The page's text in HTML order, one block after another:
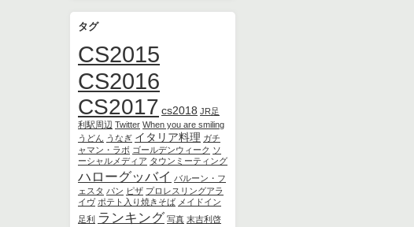
タグ
CS2015
CS2016
CS2017 cs2018 JR足
利駅周辺 Twitter When you are smiling
うどん うなぎ イタリア料理 ガチ
ャマン・ラボ ゴールデンウィーク ソ
ーシャルメディア タウンミーティング
ハローグッバイ バルーン・フ
ェスタ パン ピザ プロレスリングアラ
イヴ ポテト入り焼きそば メイドイン
足利 ランキング 写真 末吉利啓